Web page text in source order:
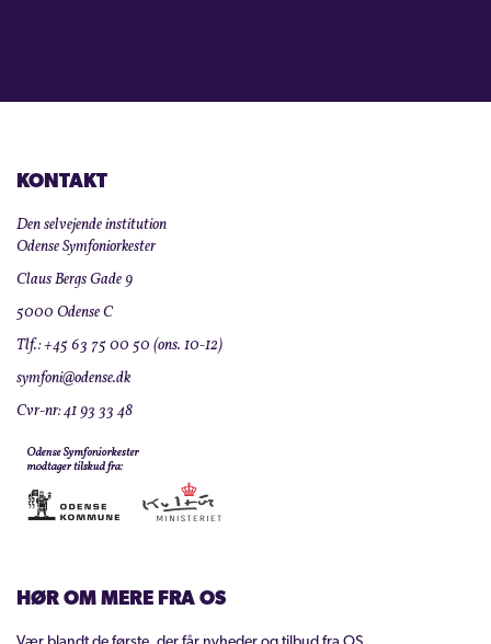
KONTAKT
Den selvejende institution
Odense Symfoniorkester
Claus Bergs Gade 9
5000 Odense C
Tlf.: +45 63 75 00 50 (ons. 10-12)
symfoni@odense.dk
Cvr-nr: 41 93 33 48
HØR OM MERE FRA OS